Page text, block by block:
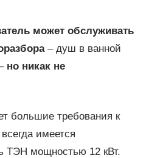
может обслуживать
– душ в ванной
но никак не
большие требования к
имеется
ТЭН мощностью 12 кВт.